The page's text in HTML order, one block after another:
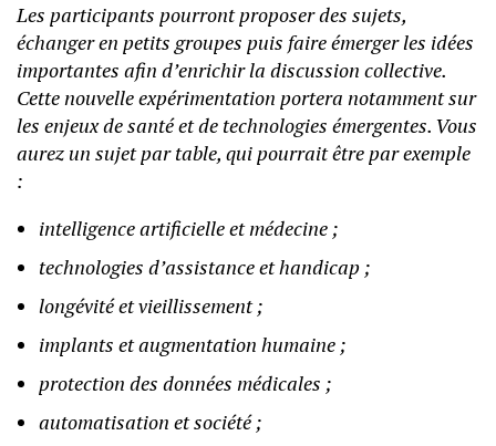
Les participants pourront proposer des sujets,
échanger en petits groupes puis faire émerger les idées
importantes afin d’enrichir la discussion collective.
Cette nouvelle expérimentation portera notamment sur
les enjeux de santé et de technologies émergentes. Vous
aurez un sujet par table, qui pourrait être par exemple
:
intelligence artificielle et médecine ;
technologies d’assistance et handicap ;
longévité et vieillissement ;
implants et augmentation humaine ;
protection des données médicales ;
automatisation et société ;